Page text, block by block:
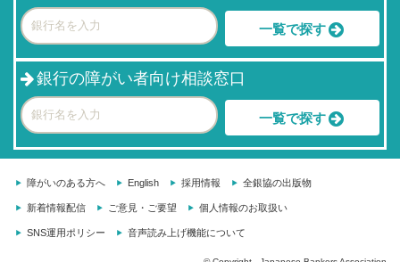
一覧で探す
銀行の障がい者向け相談窓口
一覧で探す
障がいのある方へ English 採用情報 全銀協の出版物
新着情報配信 ご意見・ご要望 個人情報のお取扱い
SNS運用ポリシー 音声読み上げ機能について